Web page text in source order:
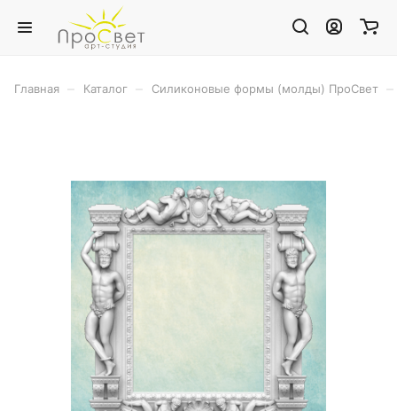
Главная Каталог Силиконовые формы (молды) ПроСвет